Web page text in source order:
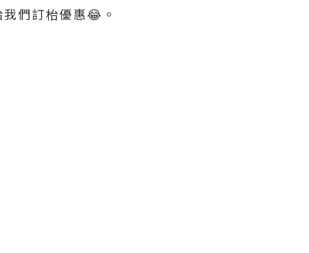
們訂枱優惠😂。